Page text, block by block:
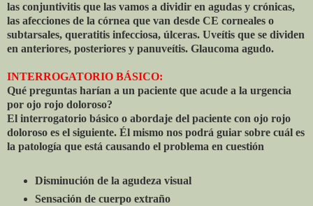
las conjuntivitis que las vamos a dividir en agudas y crónicas,
las afecciones de la córnea que van desde CE corneales o
subtarsales, queratitis infecciosa, úlceras. Uveítis que se dividen
en anteriores, posteriores y panuveítis. Glaucoma agudo.
INTERROGATORIO BÁSICO:
Qué preguntas harían a un paciente que acude a la urgencia
por ojo rojo doloroso?
El interrogatorio básico o abordaje del paciente con ojo rojo
doloroso es el siguiente. Él mismo nos podrá guiar sobre cuál es
la patología que está causando el problema en cuestión
Disminución de la agudeza visual
Sensación de cuerpo extraño